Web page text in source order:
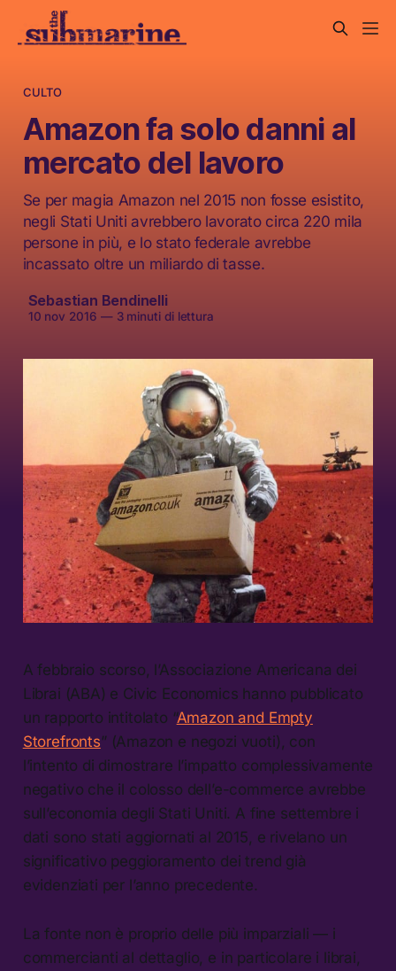
CULTO
Amazon fa solo danni al
mercato del lavoro
Se per magia Amazon nel 2015 non fosse esistito,
negli Stati Uniti avrebbero lavorato circa 220 mila
persone in più, e lo stato federale avrebbe
incassato oltre un miliardo di tasse.
Sebastian Bendinelli
10 nov 2016 —3 minuti di lettura
A febbraio scorso, l’Associazione Americana dei
Librai (ABA) e Civic Economics hanno pubblicato
un rapporto intitolato “Amazon and Empty
Storefronts” (Amazon e negozi vuoti), con
l’intento di dimostrare l’impatto complessivamente
negativo che il colosso dell’e-commerce avrebbe
sull’economia degli Stati Uniti. A fine settembre i
dati sono stati aggiornati al 2015, e rivelano un
significativo peggioramento dei trend già
evidenziati per l’anno precedente.
La fonte non è proprio delle più imparziali — i
commercianti al dettaglio, e in particolare i librai,